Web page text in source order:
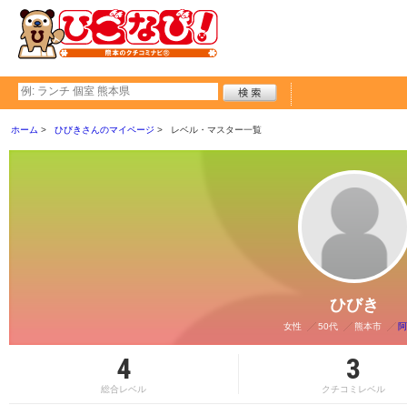
ホーム ひびきさんのマイページ レベル・マスター一覧
ひびき
女性 50代 熊本市
4
総合レベル
3
クチコミレベル